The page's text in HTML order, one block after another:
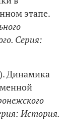
этапе.
Серия:
Динамика
История.